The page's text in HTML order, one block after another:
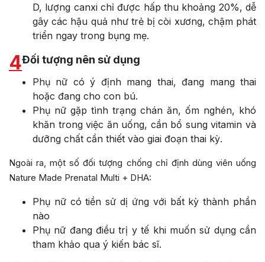
D, lượng canxi chỉ được hấp thu khoảng 20%, dễ
gây các hậu quả như trẻ bị còi xương, chậm phát
triển ngay trong bụng mẹ.
4Đối tượng nên sử dụng
Phụ nữ có ý định mang thai, đang mang thai
hoặc đang cho con bú.
Phụ nữ gặp tình trạng chán ăn, ốm nghén, khó
khăn trong việc ăn uống, cần bổ sung vitamin và
dưỡng chất cần thiết vào giai đoạn thai kỳ.
Ngoài ra, một số đối tượng chống chỉ định dùng viên uống
Nature Made Prenatal Multi + DHA:
Phụ nữ có tiền sử dị ứng với bất kỳ thành phần
nào
Phụ nữ đang điều trị y tế khi muốn sử dụng cần
tham khảo qua ý kiến bác sĩ.